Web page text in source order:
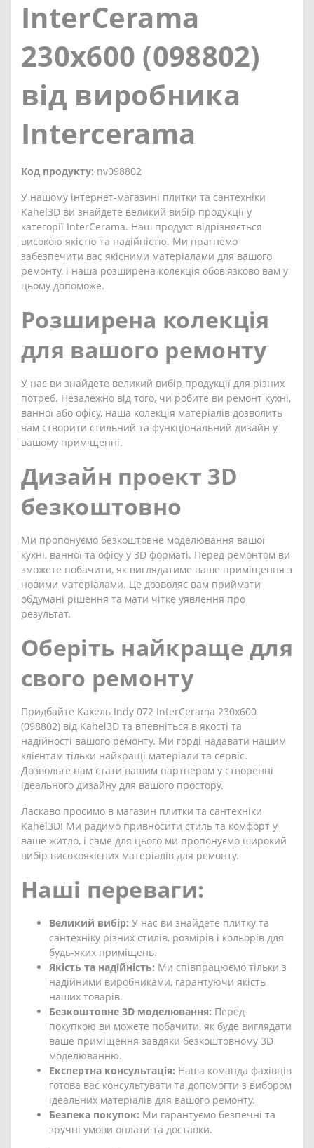
InterCerama
230x600 (098802)
від виробника
Intercerama
Код продукту: nv098802
У нашому інтернет-магазині плитки та сантехніки
Kahel3D ви знайдете великий вибір продукції у
категорії InterCerama. Наш продукт відрізняється
високою якістю та надійністю. Ми прагнемо
забезпечити вас якісними матеріалами для вашого
ремонту, і наша розширена колекція обов'язково вам у
цьому допоможе.
Розширена колекція
для вашого ремонту
У нас ви знайдете великий вибір продукції для різних
потреб. Незалежно від того, чи робите ви ремонт кухні,
ванної або офісу, наша колекція матеріалів дозволить
вам створити стильний та функціональний дизайн у
вашому приміщенні.
Дизайн проект 3D
безкоштовно
Ми пропонуємо безкоштовне моделювання вашої
кухні, ванної та офісу у 3D форматі. Перед ремонтом ви
зможете побачити, як виглядатиме ваше приміщення з
новими матеріалами. Це дозволяє вам приймати
обдумані рішення та мати чітке уявлення про
результат.
Оберіть найкраще для
свого ремонту
Придбайте Кахель Indy 072 InterCerama 230x600
(098802) від Kahel3D та впевніться в якості та
надійності вашого ремонту. Ми горді надавати нашим
клієнтам тільки найкращі матеріали та сервіс.
Дозвольте нам стати вашим партнером у створенні
ідеального дизайну для вашого простору.
Ласкаво просимо в магазин плитки та сантехніки
Kahel3D! Ми радимо привносити стиль та комфорт у
ваше житло, і саме для цього ми пропонуємо широкий
вибір високоякісних матеріалів для ремонту.
Наші переваги:
Великий вибір: У нас ви знайдете плитку та
сантехніку різних стилів, розмірів і кольорів для
будь-яких приміщень.
Якість та надійність: Ми співпрацюємо тільки з
надійними виробниками, гарантуючи якість
наших товарів.
Безкоштовне 3D моделювання: Перед
покупкою ви можете побачити, як буде виглядати
ваше приміщення завдяки безкоштовному 3D
моделюванню.
Експертна консультація: Наша команда фахівців
готова вас консультувати та допомогти з вибором
ідеальних матеріалів для вашого ремонту.
Безпека покупок: Ми гарантуємо безпечні та
зручні умови оплати та доставки.